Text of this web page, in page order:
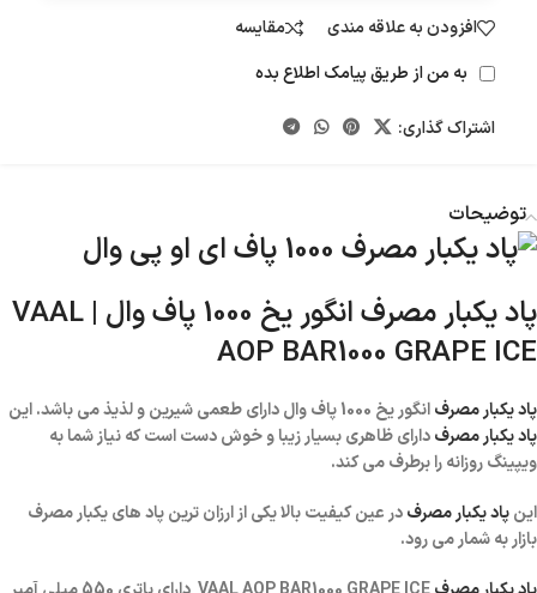
افزودن به علاقه مندی
مقایسه
به من از طریق پیامک اطلاع بده
اشتراک گذاری:
توضیحات
پاد یکبار مصرف انگور یخ 1000 پاف وال | VAAL
AOP BAR1000 GRAPE ICE
پاد یکبار مصرفانگور یخ 1000 پاف وال دارای طعمی شیرین و لذیذ می باشد. این
پاد یکبار مصرفدارای ظاهری بسیار زیبا و خوش دست است که نیاز شما به
ویپینگ روزانه را برطرف می کند.
اینپاد یکبار مصرفدر عین کیفیت بالا یکی از ارزان ترین پاد های یکبار مصرف
بازار به شمار می رود.